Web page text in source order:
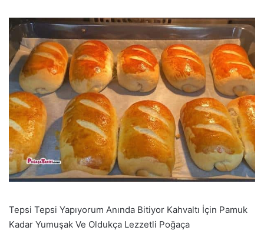
Tepsi Tepsi Yapıyorum Anında Bitiyor Kahvaltı İçin Pamuk
Kadar Yumuşak Ve Oldukça Lezzetli Poğaça